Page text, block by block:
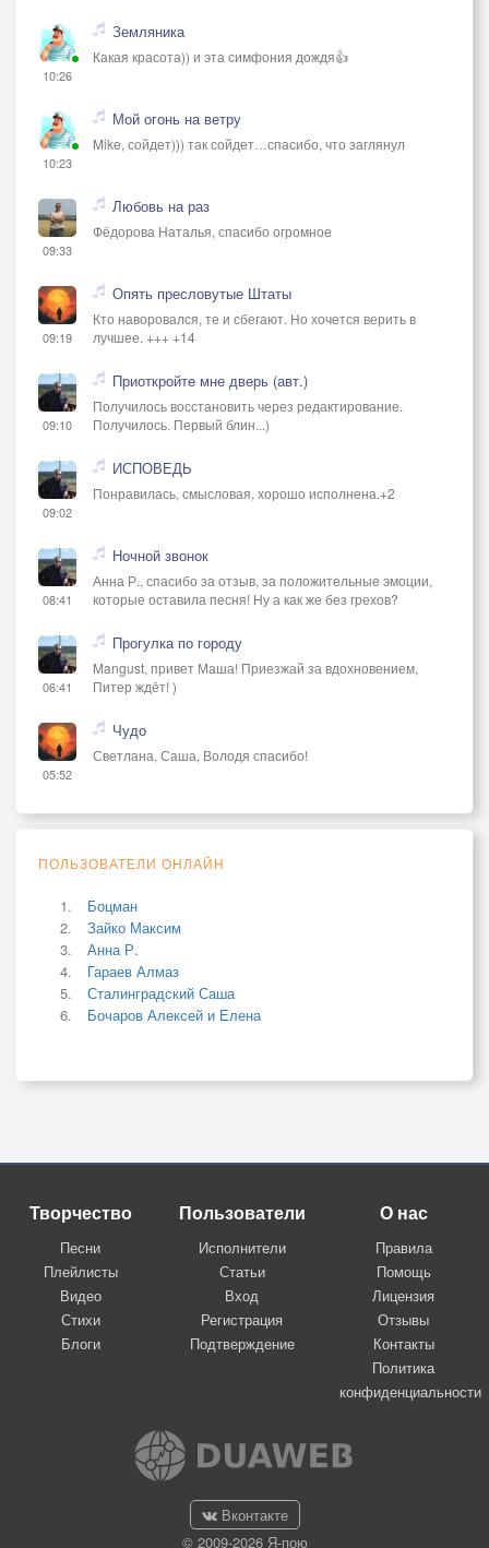
10:26
Земляника
Какая красота)) и эта симфония дождя👍
10:23
Мой огонь на ветру
Mike, сойдет))) так сойдет…спасибо, что заглянул
09:33
Любовь на раз
Фёдорова Наталья, спасибо огромное
09:19
Опять пресловутые Штаты
Кто наворовался, те и сбегают. Но хочется верить в
лучшее. +++ +14
09:10
Приоткройте мне дверь (авт.)
Получилось восстановить через редактирование.
Получилось. Первый блин...)
09:02
ИСПОВЕДЬ
Понравилась, смысловая, хорошо исполнена.+2
08:41
Ночной звонок
Анна Р., спасибо за отзыв, за положительные эмоции,
которые оставила песня! Ну а как же без грехов?
06:41
Прогулка по городу
Mangust, привет Маша! Приезжай за вдохновением,
Питер ждёт! )
05:52
Чудо
Светлана, Саша, Володя спасибо!
ПОЛЬЗОВАТЕЛИ ОНЛАЙН
Боцман
Зайко Максим
Анна Р.
Гараев Алмаз
Сталинградский Саша
Бочаров Алексей и Елена
Творчество
Песни
Плейлисты
Видео
Стихи
Блоги
Пользователи
Исполнители
Статьи
Вход
Регистрация
Подтверждение
О нас
Правила
Помощь
Лицензия
Отзывы
Контакты
Политика
конфиденциальности
Вконтакте
© 2009-2026 Я-пою